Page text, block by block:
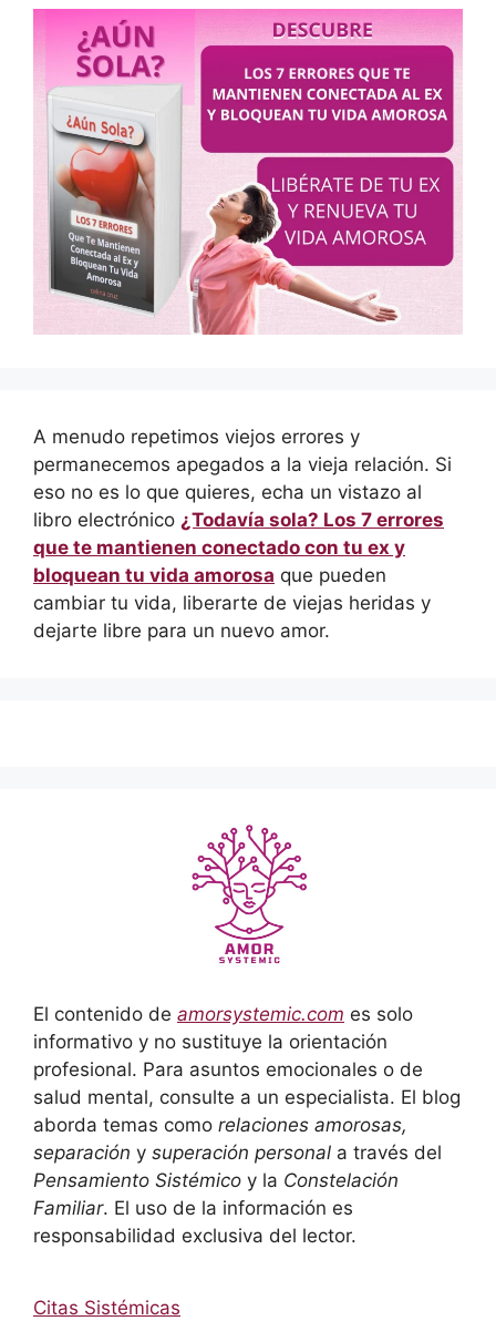
A menudo repetimos viejos errores y
permanecemos apegados a la vieja relación. Si
eso no es lo que quieres, echa un vistazo al
libro electrónico ¿Todavía sola? Los 7 errores
que te mantienen conectado con tu ex y
bloquean tu vida amorosa que pueden
cambiar tu vida, liberarte de viejas heridas y
dejarte libre para un nuevo amor.
El contenido de amorsystemic.com es solo
informativo y no sustituye la orientación
profesional. Para asuntos emocionales o de
salud mental, consulte a un especialista. El blog
aborda temas como relaciones amorosas,
separación y superación personal a través del
Pensamiento Sistémico y la Constelación
Familiar. El uso de la información es
responsabilidad exclusiva del lector.
Citas Sistémicas